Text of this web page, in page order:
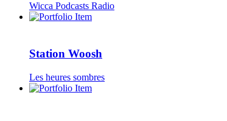
Wicca Podcasts Radio
Station Woosh
Les heures sombres